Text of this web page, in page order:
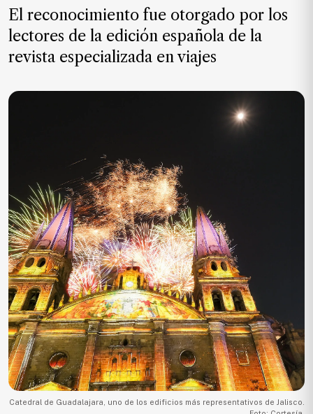
Suscríbete ahora
NOTICIAS
Deportes
Cultura
Turismo
Ecología
Movilidad
Seguridad
Educación
Salud
Política
El reconocimiento fue otorgado por los
lectores de la edición española de la
revista especializada en viajes
Catedral de Guadalajara, uno de los edificios más representativos de Jalisco.